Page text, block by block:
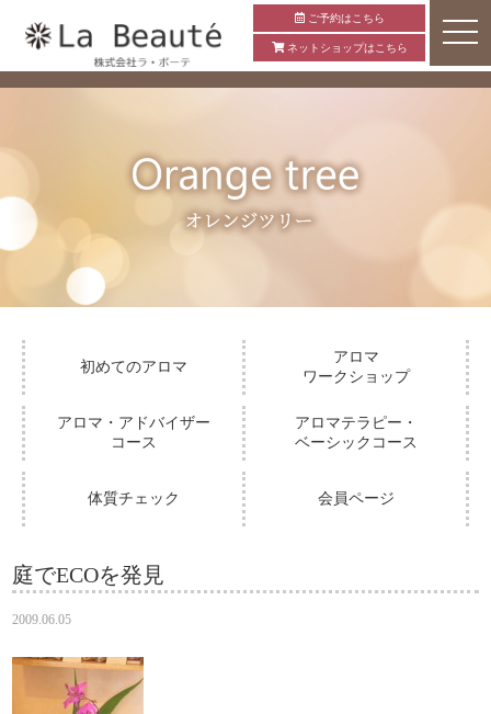
ご予約はこちら
ネットショップはこちら
初めてのアロマ
アロマ
ワークショップ
アロマ・アドバイザー
コース
アロマテラピー・
ベーシックコース
体質チェック 会員ページ
庭でECOを発見
2009.06.05